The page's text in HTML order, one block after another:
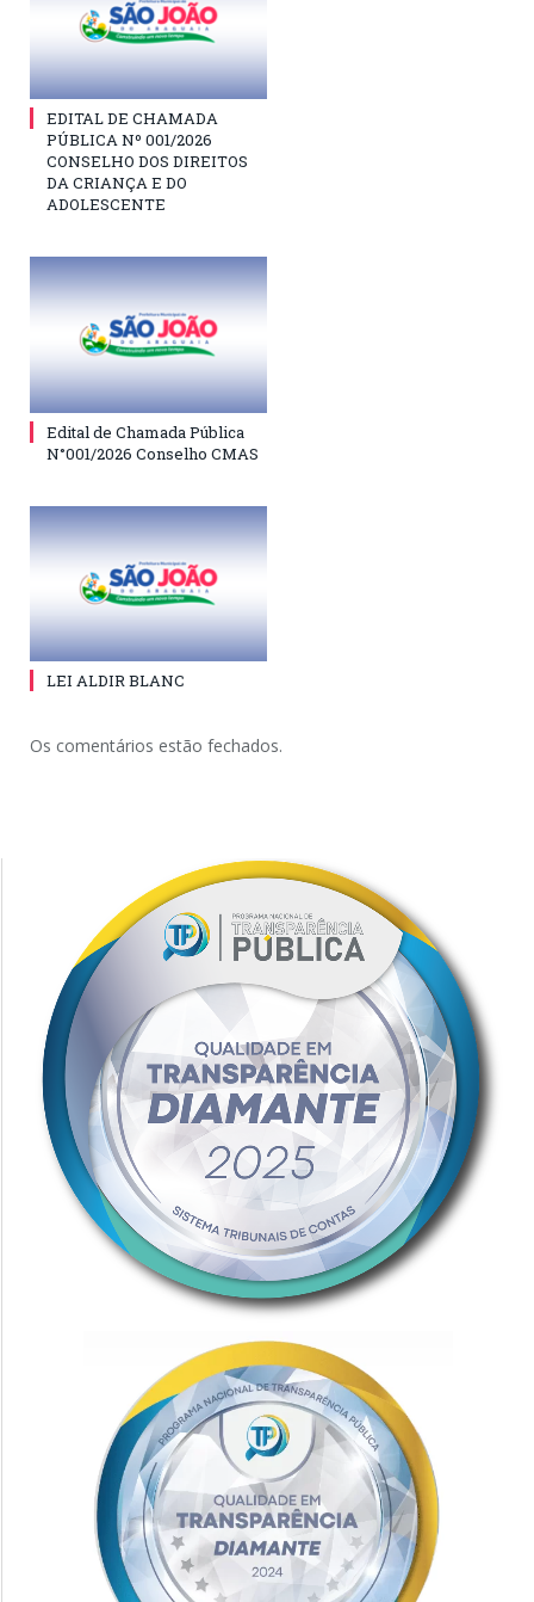
EDITAL DE CHAMADA
PÚBLICA Nº 001/2026
CONSELHO DOS DIREITOS
DA CRIANÇA E DO
ADOLESCENTE
Edital de Chamada Pública
N°001/2026 Conselho CMAS
LEI ALDIR BLANC
Os comentários estão fechados.